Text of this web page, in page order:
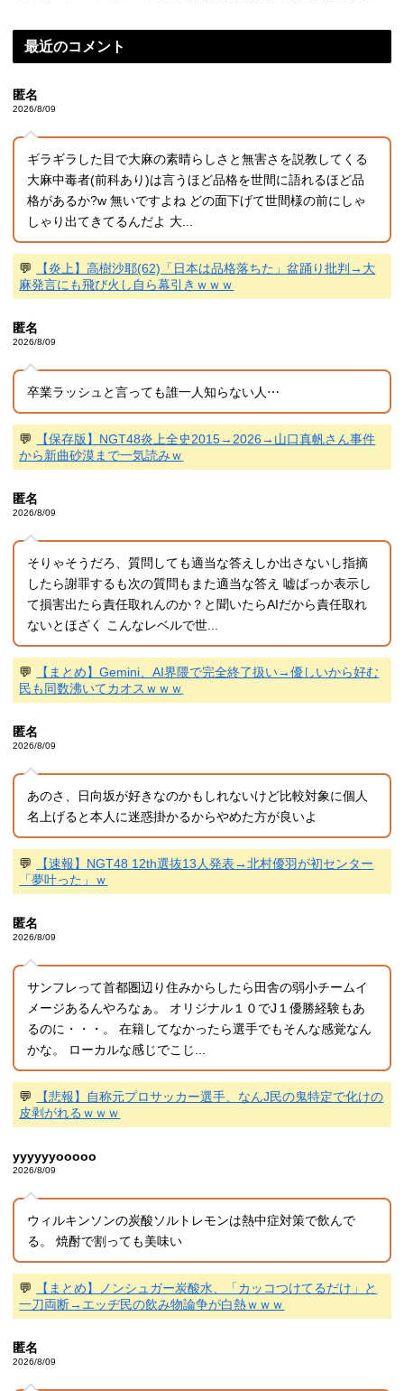
最近のコメント
匿名
2026/8/09
ギラギラした目で大麻の素晴らしさと無害さを説教してくる
大麻中毒者(前科あり)は言うほど品格を世間に語れるほど品
格があるか?w 無いですよね どの面下げて世間様の前にしゃ
しゃり出てきてるんだよ 大...
💬
【炎上】高樹沙耶(62)「日本は品格落ちた」盆踊り批判→大
麻発言にも飛び火し自ら幕引きｗｗｗ
匿名
2026/8/09
卒業ラッシュと言っても誰一人知らない人⋯
💬
【保存版】NGT48炎上全史2015→2026→山口真帆さん事件
から新曲砂漠まで一気読みｗ
匿名
2026/8/09
そりゃそうだろ、質問しても適当な答えしか出さないし指摘
したら謝罪するも次の質問もまた適当な答え 嘘ばっか表示し
て損害出たら責任取れんのか？と聞いたらAIだから責任取れ
ないとほざく こんなレベルで世...
💬
【まとめ】Gemini、AI界隈で完全終了扱い→優しいから好む
民も同数沸いてカオスｗｗｗ
匿名
2026/8/09
あのさ、日向坂が好きなのかもしれないけど比較対象に個人
名上げると本人に迷惑掛かるからやめた方が良いよ
💬
【速報】NGT48 12th選抜13人発表→北村優羽が初センター
「夢叶った」ｗ
匿名
2026/8/09
サンフレって首都圏辺り住みからしたら田舎の弱小チームイ
メージあるんやろなぁ。 オリジナル１０でJ１優勝経験もあ
るのに・・・。 在籍してなかったら選手でもそんな感覚なん
かな。 ローカルな感じでこじ...
💬
【悲報】自称元プロサッカー選手、なんJ民の鬼特定で化けの
皮剥がれるｗｗｗ
yyyyyyooooo
2026/8/09
ウィルキンソンの炭酸ソルトレモンは熱中症対策で飲んで
る。 焼酎で割っても美味い
💬
【まとめ】ノンシュガー炭酸水、「カッコつけてるだけ」と
一刀両断→エッヂ民の飲み物論争が白熱ｗｗｗ
匿名
2026/8/09